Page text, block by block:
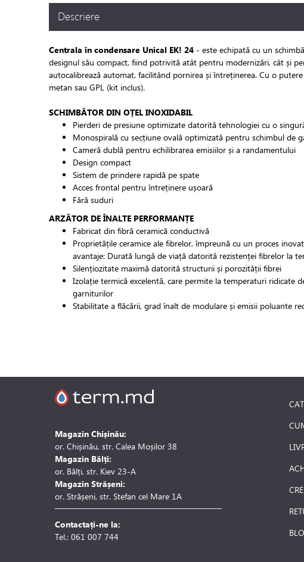
Descriere
Centrala în condensare Unical EK! 24 - este echipată cu un
designul său compact, fiind potrivită atât pentru modernizări, cât și
autocalibrează automat, facilitând pornirea și întreținerea. Cu o
metan sau GPL (kit inclus).
SCHIMBĂTOR DIN OȚEL INOXIDABIL
Pierderi de presiune optimizate datorită tehnologiei cu o
Monospirală cu secțiune ovală optimizată pentru schimbul de
Cameră dublă pentru echilibrarea emisiilor și a randamentului
Design compact
Sistem de prindere rapidă pe spate
Acces frontal pentru întreținere ușoară
Fără suduri
ARZĂTOR DE ÎNALTE PERFORMANȚE
Fabricat din fibră ceramică conductivă
Proprietățile ceramice ale fibrelor, împreună cu un proces
avantaje: Durată lungă de viață datorită rezistenței fibrelor la
Silențiozitate maximă datorită structurii și porozității fibrei
Izolație termică excelentă, care permite la temperaturi ridicate
garniturilor
Stabilitate a flăcării, grad înalt de modulare și emisii poluante
Magazin Chișinău:
or. Chișinău, str. Calea Moșilor 38
Magazin Bălți:
or. Bălți, str. Kiev 23-A
Magazin Strășeni:
or. Strășeni, str. Stefan cel Mare 1A
Contactați-ne la:
Tel.: 061 007 744